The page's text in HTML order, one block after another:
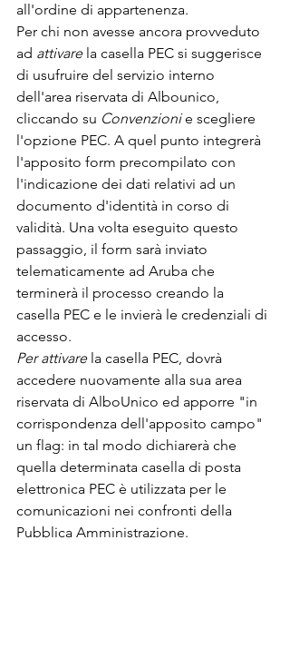
all'ordine di appartenenza.
Per chi non avesse ancora provveduto
ad attivare la casella PEC si suggerisce
di usufruire del servizio interno
dell'area riservata di Albounico,
cliccando su Convenzioni e scegliere
l'opzione PEC. A quel punto integrerà
l'apposito form precompilato con
l'indicazione dei dati relativi ad un
documento d'identità in corso di
validità. Una volta eseguito questo
passaggio, il form sarà inviato
telematicamente ad Aruba che
terminerà il processo creando la
casella PEC e le invierà le credenziali di
accesso.
Per attivare la casella PEC, dovrà
accedere nuovamente alla sua area
riservata di AlboUnico ed apporre "in
corrispondenza dell'apposito campo"
un flag: in tal modo dichiarerà che
quella determinata casella di posta
elettronica PEC è utilizzata per le
comunicazioni nei confronti della
Pubblica Amministrazione.